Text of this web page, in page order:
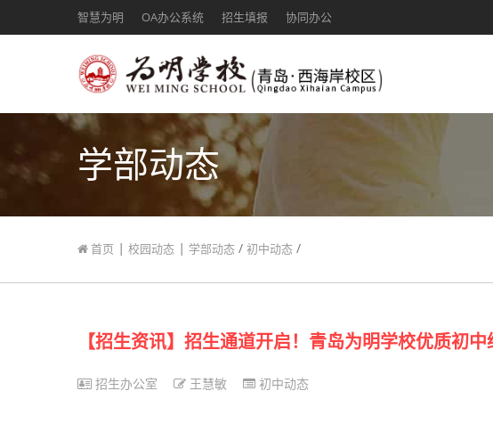
智慧为明 OA办公系统 招生填报 协同办公
学部动态
首页 | 校园动态 | 学部动态 / 初中动态 /
【招生资讯】招生通道开启！青岛为明学校优质初
招生办公室 王慧敏 初中动态